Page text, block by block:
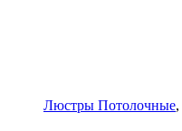
Люстры Потолочные,